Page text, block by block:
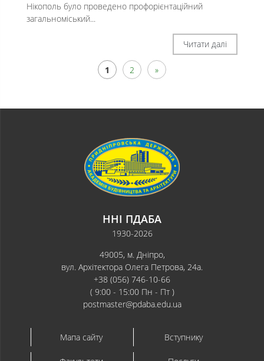
Нікополь було проведено профорієнтаційний
загальноміський...
Читати далі
1 2 »
ННІ ПДАБА
1930-2026
49005, м. Дніпро,
вул. Архітектора Олега Петрова, 24а.
+38 (056) 746-10-66
( 9:00 - 15:00 Пн - Пт )
postmaster@pdaba.edu.ua
Мапа сайту Вступнику